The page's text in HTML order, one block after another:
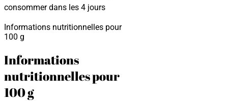
consommer dans les 4 jours
Informations nutritionnelles pour
100 g
Informations
nutritionnelles pour
100 g